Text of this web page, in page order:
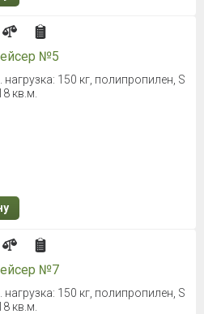
№5
нагрузка: 150 кг, полипропилен, S
кв.м.
№7
нагрузка: 150 кг, полипропилен, S
кв.м.